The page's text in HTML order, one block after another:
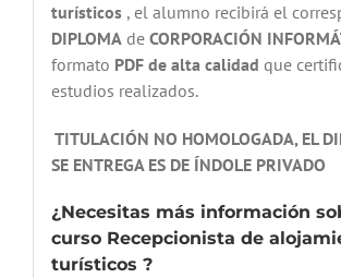
turísticos, el alumno recibirá el
DIPLOMAde CORPORACIÓN
formato PDF de alta calidad que
estudios realizados.
TITULACIÓN NO HOMOLOGADA, EL
SE ENTREGA ES DE ÍNDOLE PRIVADO
¿Necesitas más información
curso Recepcionista de
turísticos ?